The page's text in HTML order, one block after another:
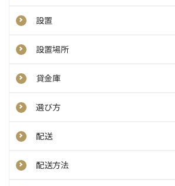
設置
設置場所
貸金庫
選び方
配送
配送方法